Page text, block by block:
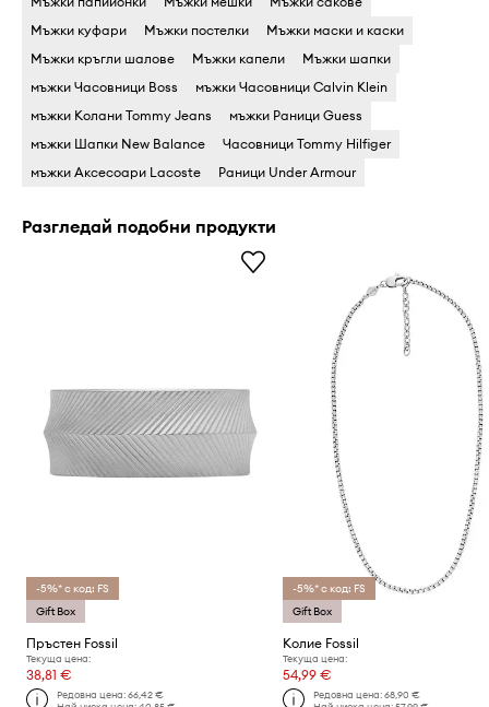
Мъжки куфари
Мъжки постелки
Мъжки маски и каски
Мъжки кръгли шалове
Мъжки капели
Мъжки шапки
мъжки Часовници Boss
мъжки Часовници Calvin Klein
мъжки Колани Tommy Jeans
мъжки Раници Guess
мъжки Шапки New Balance
Часовници Tommy Hilfiger
мъжки Аксесоари Lacoste
Раници Under Armour
Разгледай подобни продукти
-5%* с код: FS
Gift Box
Пръстен Fossil
Текуща цена:
38,81 €
Редовна цена:66,42 €
-5%* с код: FS
Gift Box
Колие Fossil
Текуща цена:
54,99 €
Редовна цена: 68,90 €